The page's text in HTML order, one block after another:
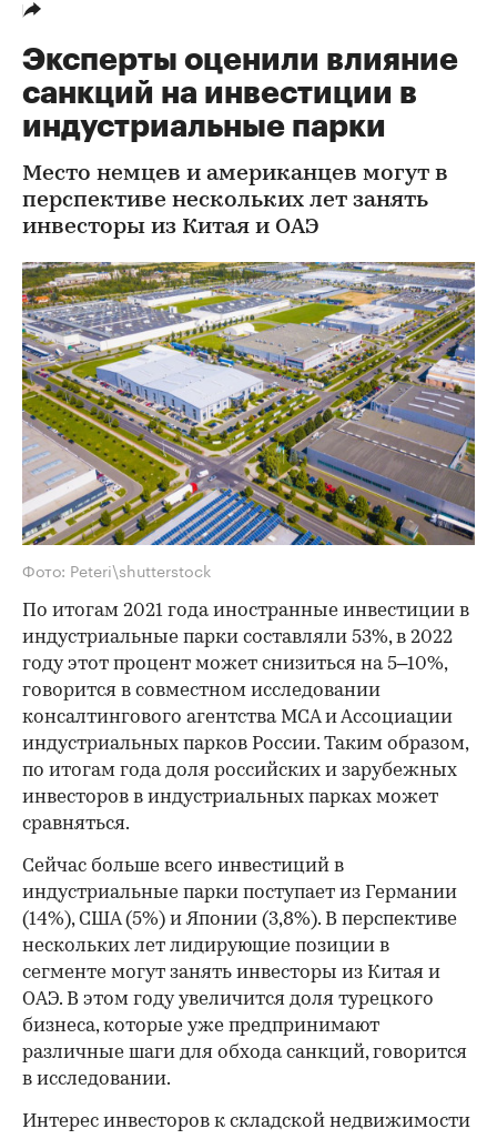
Эксперты оценили влияние
санкций на инвестиции в
индустриальные парки
Место немцев и американцев могут в
перспективе нескольких лет занять
инвесторы из Китая и ОАЭ
Фото: Peteri\shutterstock
По итогам 2021 года иностранные инвестиции в
индустриальные парки составляли 53%, в 2022
году этот процент может снизиться на 5–10%,
говорится в совместном исследовании
консалтингового агентства MCA и Ассоциации
индустриальных парков России. Таким образом,
по итогам года доля российских и зарубежных
инвесторов в индустриальных парках может
сравняться.
Сейчас больше всего инвестиций в
индустриальные парки поступает из Германии
(14%), США (5%) и Японии (3,8%). В перспективе
нескольких лет лидирующие позиции в
сегменте могут занять инвесторы из Китая и
ОАЭ. В этом году увеличится доля турецкого
бизнеса, которые уже предпринимают
различные шаги для обхода санкций, говорится
в исследовании.
Интерес инвесторов к складской недвижимости